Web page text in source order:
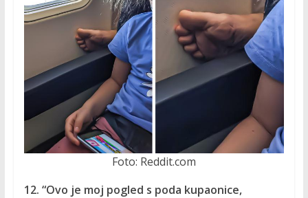
Foto: Reddit.com
12. “Ovo je moj pogled s poda kupaonice,